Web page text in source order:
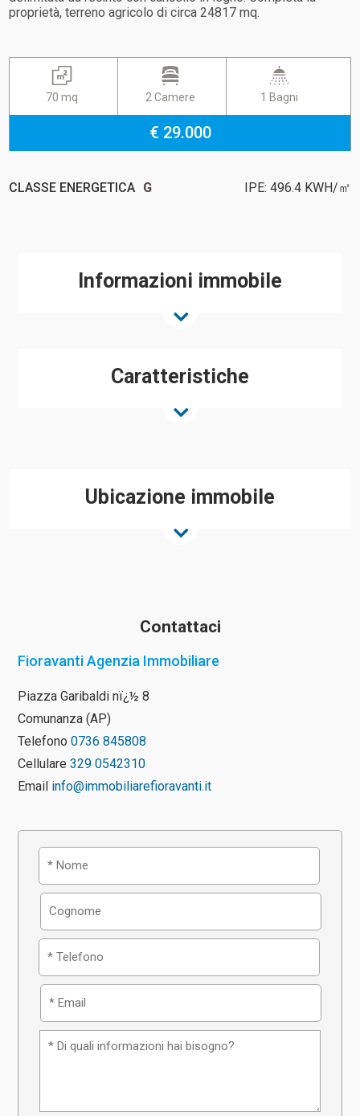
proprietà, terreno agricolo di circa 24817 mq.
70 mq 2 Camere 1 Bagni
€ 29.000
CLASSE ENERGETICA G IPE: 496.4 KWH/㎡
Informazioni immobile
Caratteristiche
Ubicazione immobile
Contattaci
Fioravanti Agenzia Immobiliare
Piazza Garibaldi nï¿½ 8
Comunanza (AP)
Telefono 0736 845808
Cellulare 329 0542310
Email info@immobiliarefioravanti.it